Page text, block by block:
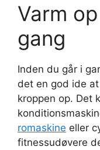
Varm
gang
Inden du går i
det en god ide
kroppen op. Det
romaskine eller
fitnessudøvere